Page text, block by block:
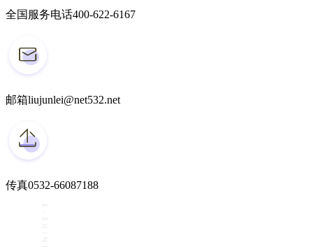
全国服务电话400-622-6167
邮箱liujunlei@net532.net
传真0532-66087188